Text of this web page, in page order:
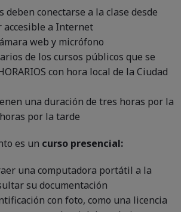
deben conectarse a la clase desde
a Internet
web y micrófono
de los cursos públicos que se
con hora local de la Ciudad
una duración de tres horas por la
por la tarde
es un curso presencial:
una computadora portátil a la
su documentación
con foto, como una licencia